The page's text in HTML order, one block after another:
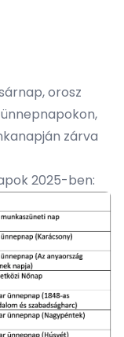
orosz
zárva
2025-ben: